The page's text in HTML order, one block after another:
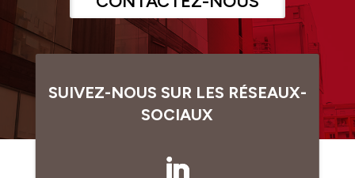
SUIVEZ-NOUS SUR LES RÉSEAUX-
SOCIAUX